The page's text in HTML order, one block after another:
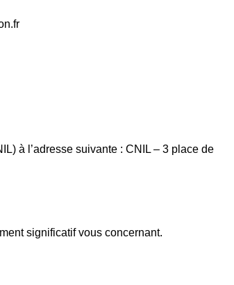
à l’adresse suivante : CNIL – 3 place de
significatif vous concernant.